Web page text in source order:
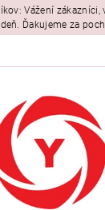
Vážení
Ďakujeme za